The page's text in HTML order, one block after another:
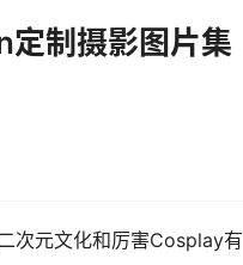
制摄影图片集
次元文化和厉害Cosplay有